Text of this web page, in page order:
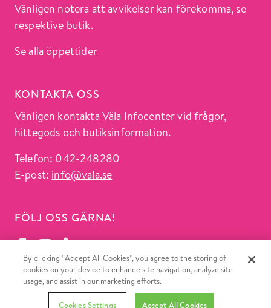
Vänligen notera att avvikelser kan förekomma, se
respektive butik.
Se alla öppettider
KONTAKTA OSS
Vänligen kontakta Väla Infocenter vid frågor,
hittegods och butiksinformation.
Telefon: 042-248280
E-post: info@vala.se
FÖLJ OSS GÄRNA!
By clicking “Accept All Cookies”, you agree to the storing of
cookies on your device to enhance site navigation, analyze site
usage, and assist in our marketing efforts.
Cookies Settings Accept All Cookies